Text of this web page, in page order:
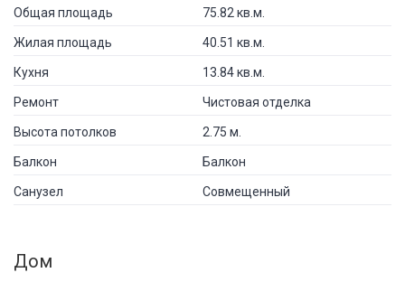
Общая площадь 75.82 кв.м.
Жилая площадь 40.51 кв.м.
Кухня 13.84 кв.м.
Ремонт Чистовая отделка
Высота потолков 2.75 м.
Балкон Балкон
Санузел Совмещенный
Дом